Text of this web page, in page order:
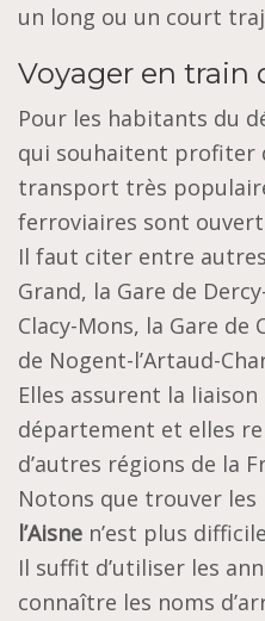
un long ou un court
Voyager en train
Pour les habitants du
qui souhaitent profiter
transport très
ferroviaires sont
Il faut citer entre
Grand, la Gare de
Clacy-Mons, la Gare de
de Nogent-l’Artaud-
Elles assurent la
département et elles
d’autres régions de la
Notons que trouver les
l’Aisne n’est plus
Il suffit d’utiliser les
connaître les noms